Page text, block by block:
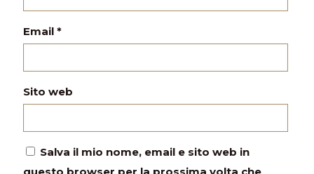
Email *
Sito web
Salva il mio nome, email e sito web in